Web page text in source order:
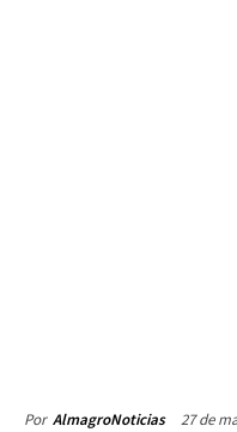
Por AlmagroNoticias 27 de